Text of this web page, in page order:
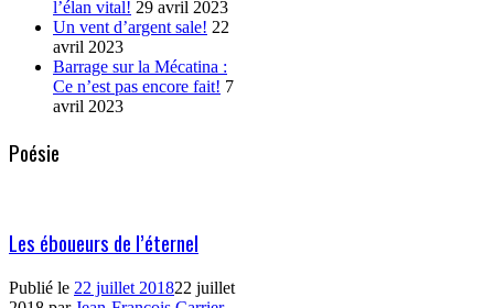
l’élan vital! 29 avril 2023
Un vent d’argent sale! 22
avril 2023
Barrage sur la Mécatina :
Ce n’est pas encore fait! 7
avril 2023
Poésie
Les éboueurs de l’éternel
Publié le 22 juillet 201822 juillet